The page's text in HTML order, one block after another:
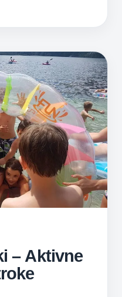
– Aktivne